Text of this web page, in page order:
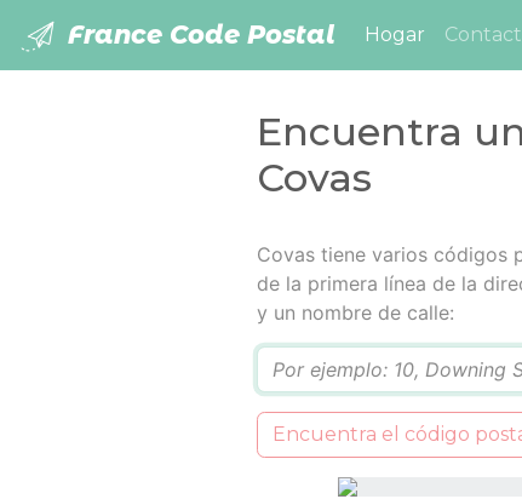
France Code Postal Hogar (current)
Encuentra
Covas
Covas tiene varios códigos
de la primera línea de la
y un nombre de calle:
Encuentra el código